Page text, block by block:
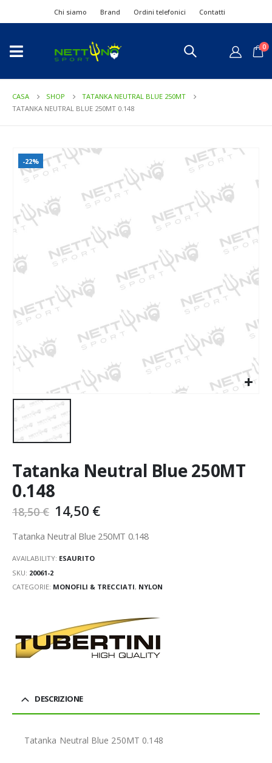
Chi siamo Brand Ordini telefonici Contatti
0
CASA SHOP
TATANKA NEUTRAL BLUE 250MT
TATANKA NEUTRAL BLUE 250MT 0.148
-22%
Tatanka Neutral Blue 250MT
0.148
18,50€ 14,50 €
Tatanka Neutral Blue 250MT 0.148
AVAILABILITY: ESAURITO
SKU: 20061-2
CATEGORIE: MONOFILI & TRECCIATI, NYLON
DESCRIZIONE
Tatanka Neutral Blue 250MT 0.148